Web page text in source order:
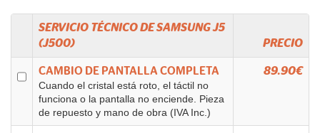
SERVICIO TÉCNICO DESAMSUNGJ5
(J500)
PRECIO
CAMBIO DE PANTALLA COMPLETA
Cuando el cristal está roto, el táctil no
funciona o la pantalla no enciende. Pieza
de repuesto y mano de obra (IVA Inc.)
89.90€